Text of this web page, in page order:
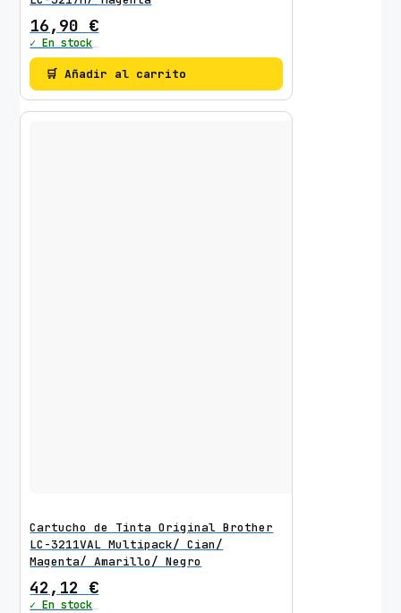
16,90 €
✓ En stock
🛒 Añadir al carrito
Cartucho de Tinta Original Brother
LC-3211VAL Multipack/ Cian/
Magenta/ Amarillo/ Negro
42,12 €
✓ En stock